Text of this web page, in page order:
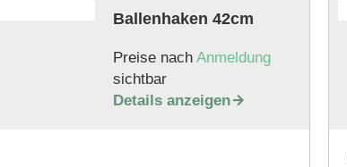
Ballenhaken 42cm
Preise nach Anmeldung
sichtbar
Details anzeigen